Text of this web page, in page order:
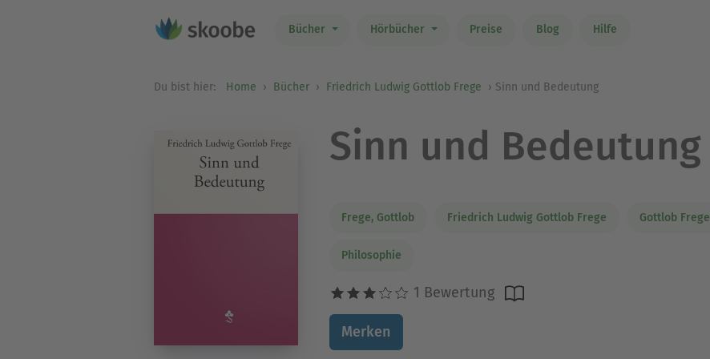
Bücher Hörbücher Preise Blog Hilfe
Du bist hier: Home Bücher Friedrich Ludwig Gottlob Frege Sinn und Bedeutung
Sinn und Bedeutung
Frege, Gottlob Friedrich Ludwig Gottlob Frege Gottlob Frege
Philosophie
1 Bewertung
Merken